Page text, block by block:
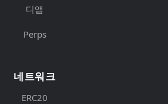
디앱
Perps
네트워크
ERC20